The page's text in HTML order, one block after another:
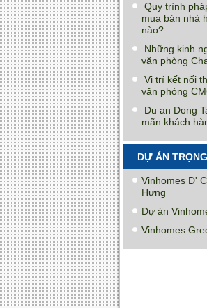
Quy trình
mua bán nhà
nào?
Những kinh
văn phòng
Vị trí kết nối
văn phòng
Du an Dong
mãn khách
DỰ ÁN
Vinhomes D'
Hưng
Dự án
Vinhomes